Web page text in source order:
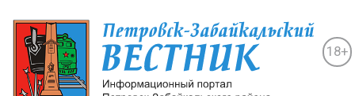
18+